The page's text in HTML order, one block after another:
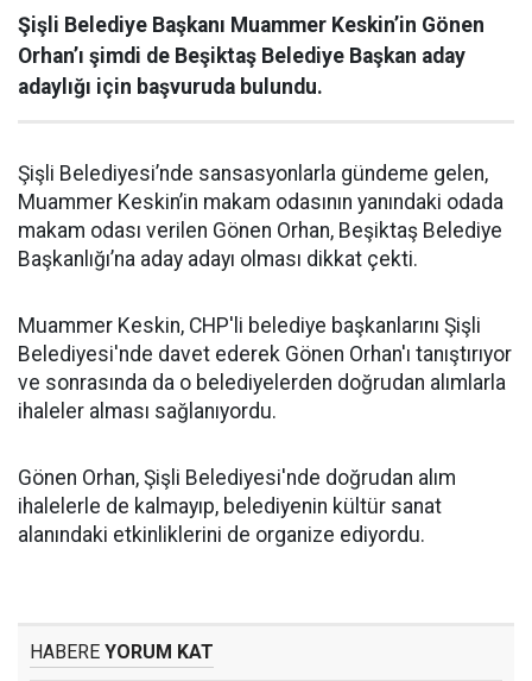
Şişli Belediye Başkanı Muammer Keskin’in Gönen
Orhan’ı şimdi de Beşiktaş Belediye Başkan aday
adaylığı için başvuruda bulundu.
Şişli Belediyesi’nde sansasyonlarla gündeme gelen,
Muammer Keskin’in makam odasının yanındaki odada
makam odası verilen Gönen Orhan, Beşiktaş Belediye
Başkanlığı’na aday adayı olması dikkat çekti.
Muammer Keskin, CHP'li belediye başkanlarını Şişli
Belediyesi'nde davet ederek Gönen Orhan'ı tanıştırıyor
ve sonrasında da o belediyelerden doğrudan alımlarla
ihaleler alması sağlanıyordu.
Gönen Orhan, Şişli Belediyesi'nde doğrudan alım
ihalelerle de kalmayıp, belediyenin kültür sanat
alanındaki etkinliklerini de organize ediyordu.
HABERE YORUM KAT